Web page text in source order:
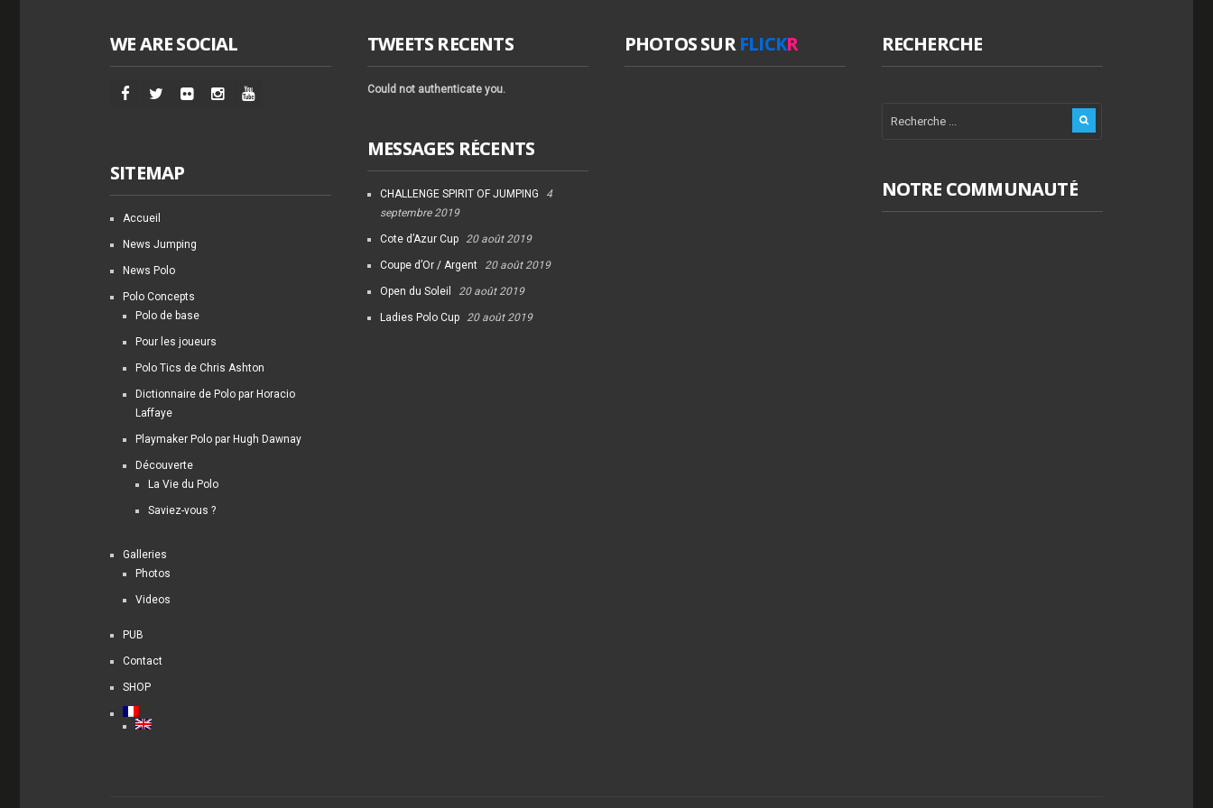
WE ARE SOCIAL
SITEMAP
Accueil
News Jumping
News Polo
Polo Concepts
Polo de base
Pour les joueurs
Polo Tics de Chris Ashton
Dictionnaire de Polo par Horacio
Laffaye
Playmaker Polo par Hugh Dawnay
Découverte
La Vie du Polo
Saviez-vous ?
Galleries
Photos
Videos
PUB
Contact
SHOP
TWEETS RECENTS
Could not authenticate you.
MESSAGES RÉCENTS
CHALLENGE SPIRIT OF JUMPING
4
septembre 2019
Cote d’Azur Cup 20 août 2019
Coupe d’Or / Argent 20 août 2019
Open du Soleil 20 août 2019
Ladies Polo Cup 20 août 2019
PHOTOS SURFLICKR RECHERCHE
NOTRE COMMUNAUTÉ